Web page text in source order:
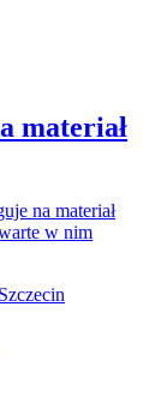
materiał
na materiał
w nim